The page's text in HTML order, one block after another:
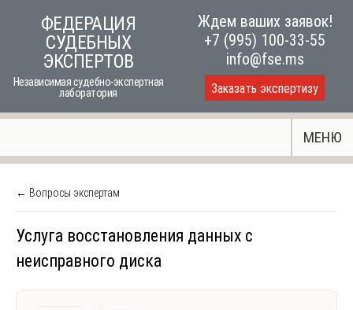
ФЕДЕРАЦИЯ
СУДЕБНЫХ
ЭКСПЕРТОВ
Независимая судебно-экспертная
лаборатория
Ждем ваших заявок!
+7 (995) 100-33-55
info@fse.ms
Заказать экспертизу
МЕНЮ
← Вопросы экспертам
Услуга восстановления данных с
неисправного диска